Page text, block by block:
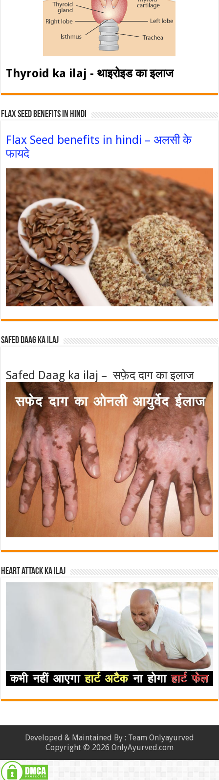
Thyroid ka ilaj - थाइरोइड का इलाज
Flax Seed Benefits in hindi
Flax Seed benefits in hindi – अलसी के
फायदे
Safed Daag ka ilaj
Safed Daag ka ilaj – सफ़ेद दाग का इलाज
Heart attack ka ilaj
Developed & Maintained By : Team Onlyayurved
Copyright © 2026 OnlyAyurved.com